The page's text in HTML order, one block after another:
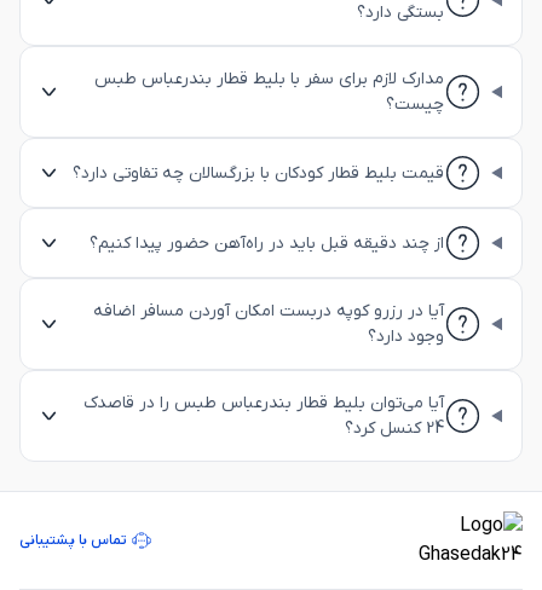
بستگی دارد؟
مدارک لازم برای سفر با بلیط قطار بندرعباس طبس
چیست؟
قیمت بلیط قطار کودکان با بزرگسالان چه تفاوتی دارد؟
از چند دقیقه قبل باید در راه‌آهن حضور پیدا کنیم؟
آیا در رزرو کوپه دربست امکان آوردن مسافر اضافه
وجود دارد؟
آیا می‌توان بلیط قطار بندرعباس طبس را در قاصدک
24 کنسل کرد؟
تماس با پشتیبانی